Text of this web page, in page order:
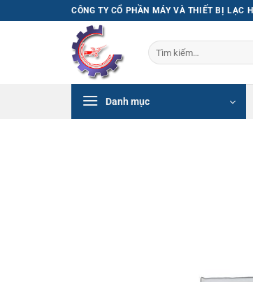
qua
CÔNG TY CỔ PHẦN MÁY VÀ THIẾT BỊ LẠC
Tìm
kiếm:
Danh mục